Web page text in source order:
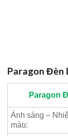
Paragon Đèn
Paragon
Ánh sáng –
màu: